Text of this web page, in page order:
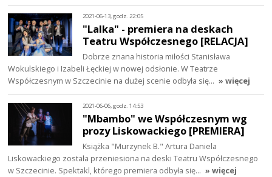
2021-06-13, godz. 22:05
"Lalka" - premiera na deskach
Teatru Współczesnego [RELACJA]
Dobrze znana historia miłości Stanisława
Wokulskiego i Izabeli Łęckiej w nowej odsłonie. W Teatrze
Współczesnym w Szczecinie na dużej scenie odbyła się… » więcej
2021-06-06, godz. 14:53
"Mbambo" we Współczesnym wg
prozy Liskowackiego [PREMIERA]
Książka "Murzynek B." Artura Daniela
Liskowackiego została przeniesiona na deski Teatru Współczesnego
w Szczecinie. Spektakl, którego premiera odbyła się… » więcej